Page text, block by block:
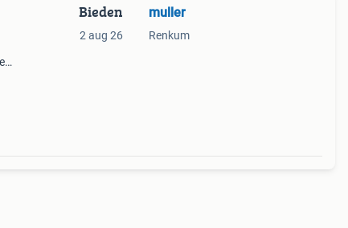
Bieden
2 aug 26
muller
Renkum